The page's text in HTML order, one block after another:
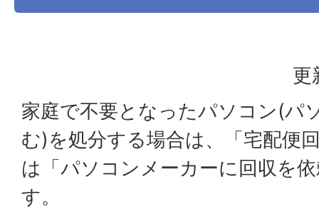
更
家庭で不要となったパソコン(パ
む)を処分する場合は、「宅配便
は「パソコンメーカーに回収を
す。